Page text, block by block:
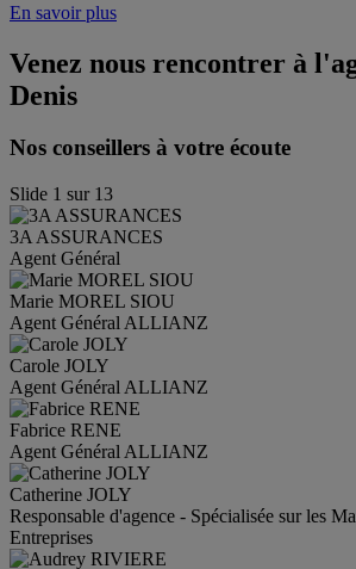
En savoir plus
Venez nous rencontrer à
Denis
Nos conseillers à votre écoute
Slide 1 sur 13
3A ASSURANCES
Agent Général
Marie MOREL SIOU
Agent Général ALLIANZ
Carole JOLY
Agent Général ALLIANZ
Fabrice RENE
Agent Général ALLIANZ
Catherine JOLY
Responsable d'agence - Spécialisée sur les
Entreprises